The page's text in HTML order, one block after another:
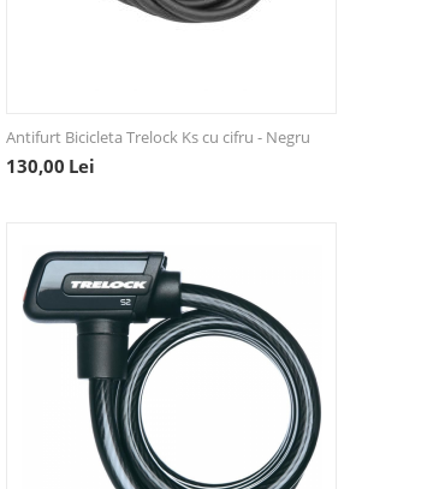
Antifurt Bicicleta Trelock Ks cu cifru - Negru
130,00 Lei